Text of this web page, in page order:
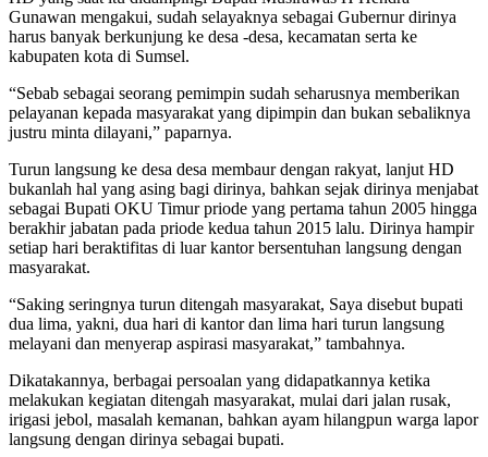
Gunawan mengakui, sudah selayaknya sebagai Gubernur dirinya
harus banyak berkunjung ke desa -desa, kecamatan serta ke
kabupaten kota di Sumsel.
“Sebab sebagai seorang pemimpin sudah seharusnya memberikan
pelayanan kepada masyarakat yang dipimpin dan bukan sebaliknya
justru minta dilayani,” paparnya.
Turun langsung ke desa desa membaur dengan rakyat, lanjut HD
bukanlah hal yang asing bagi dirinya, bahkan sejak dirinya menjabat
sebagai Bupati OKU Timur priode yang pertama tahun 2005 hingga
berakhir jabatan pada priode kedua tahun 2015 lalu. Dirinya hampir
setiap hari beraktifitas di luar kantor bersentuhan langsung dengan
masyarakat.
“Saking seringnya turun ditengah masyarakat, Saya disebut bupati
dua lima, yakni, dua hari di kantor dan lima hari turun langsung
melayani dan menyerap aspirasi masyarakat,” tambahnya.
Dikatakannya, berbagai persoalan yang didapatkannya ketika
melakukan kegiatan ditengah masyarakat, mulai dari jalan rusak,
irigasi jebol, masalah kemanan, bahkan ayam hilangpun warga lapor
langsung dengan dirinya sebagai bupati.